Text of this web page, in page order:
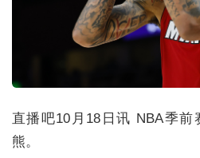
直播吧10月18日讯 NBA季前
熊。